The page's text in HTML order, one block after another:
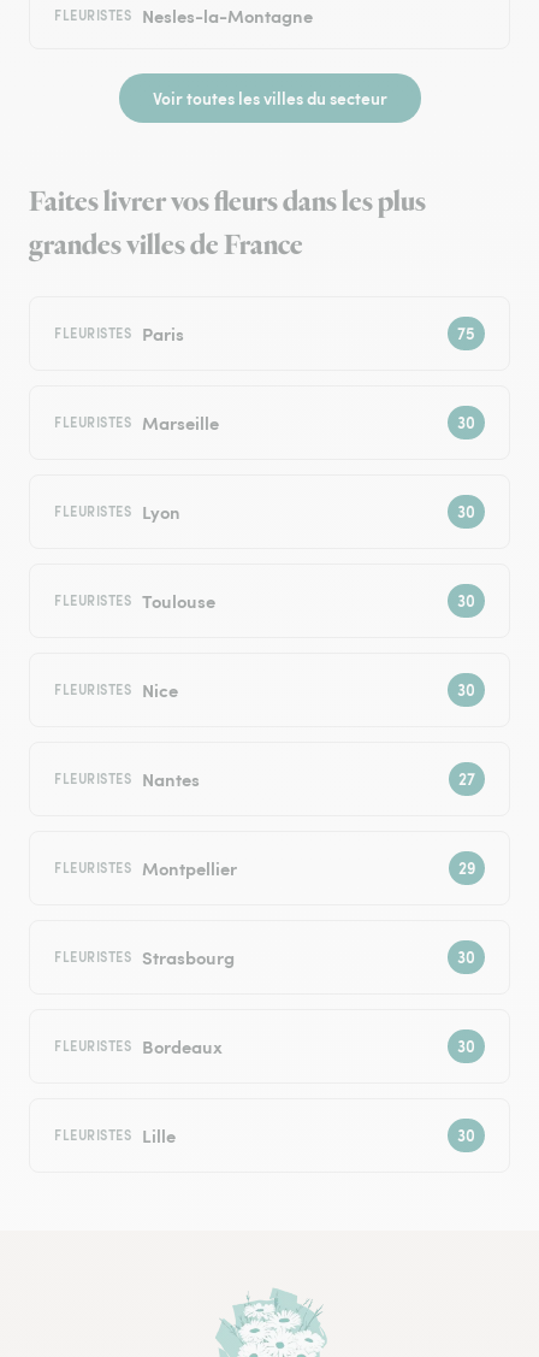
FLEURISTES Nesles-la-Montagne
Voir toutes les villes du secteur
Faites livrer vos fleurs dans les plus
grandes villes de France
FLEURISTES Paris
FLEURISTES Marseille
FLEURISTES Lyon
FLEURISTES Toulouse
FLEURISTES Nice
FLEURISTES Nantes
FLEURISTES Montpellier
FLEURISTES Strasbourg
FLEURISTES Bordeaux
FLEURISTES Lille